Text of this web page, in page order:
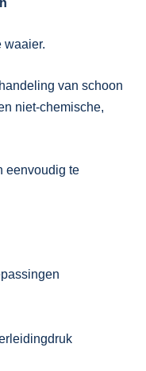
waaier.
van schoon
niet-chemische,
eenvoudig te